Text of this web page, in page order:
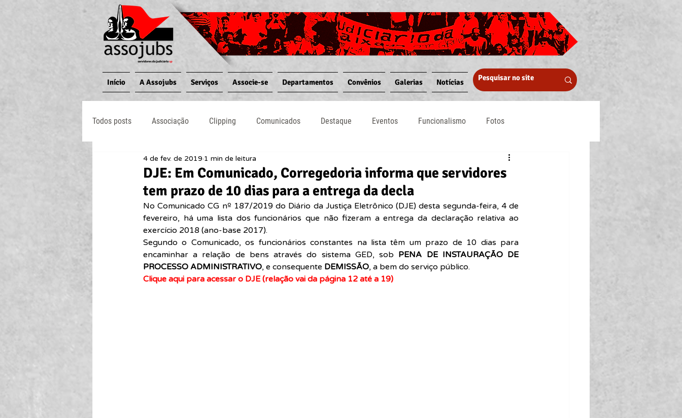
Início A Assojubs Serviços Associe-se Departamentos Convênios Galerias Notícias
Todos posts Associação Clipping Comunicados Destaque Eventos Funcionalismo Fotos
Jornal O Processo Judiciário Notícias
DJE: Em Comunicado, Corregedoria informa que servidores
tem prazo de 10 dias para a entrega da decla
4 de fev. de 2019 1 min de leitura
No Comunicado CG nº 187/2019 do Diário da Justiça Eletrônico (DJE) desta segunda-feira, 4 de
fevereiro, há uma lista dos funcionários que não fizeram a entrega da declaração relativa ao
exercício 2018 (ano-base 2017).
Segundo o Comunicado, os funcionários constantes na lista têm um prazo de 10 dias para
encaminhar a relação de bens através do sistema GED, sob PENA DE INSTAURAÇÃO DE
PROCESSO ADMINISTRATIVO, e consequente DEMISSÃO, a bem do serviço público.
Clique aqui para acessar o DJE (relação vai da página 12 até a 19)